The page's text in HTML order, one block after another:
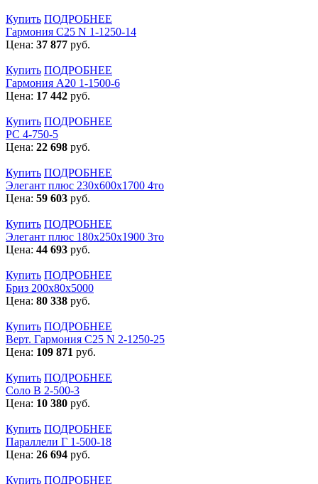
Купить ПОДРОБНЕЕ
Гармония С25 N 1-1250-14
Цена: 37 877 руб.
Купить ПОДРОБНЕЕ
Гармония А20 1-1500-6
Цена: 17 442 руб.
Купить ПОДРОБНЕЕ
РС 4-750-5
Цена: 22 698 руб.
Купить ПОДРОБНЕЕ
Элегант плюс 230x600x1700 4то
Цена: 59 603 руб.
Купить ПОДРОБНЕЕ
Элегант плюс 180x250x1900 3то
Цена: 44 693 руб.
Купить ПОДРОБНЕЕ
Бриз 200х80х5000
Цена: 80 338 руб.
Купить ПОДРОБНЕЕ
Верт. Гармония С25 N 2-1250-25
Цена: 109 871 руб.
Купить ПОДРОБНЕЕ
Соло В 2-500-3
Цена: 10 380 руб.
Купить ПОДРОБНЕЕ
Параллели Г 1-500-18
Цена: 26 694 руб.
Купить ПОДРОБНЕЕ